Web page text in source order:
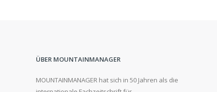
ÜBER MOUNTAINMANAGER
MOUNTAINMANAGER hat sich in 50 Jahren als die